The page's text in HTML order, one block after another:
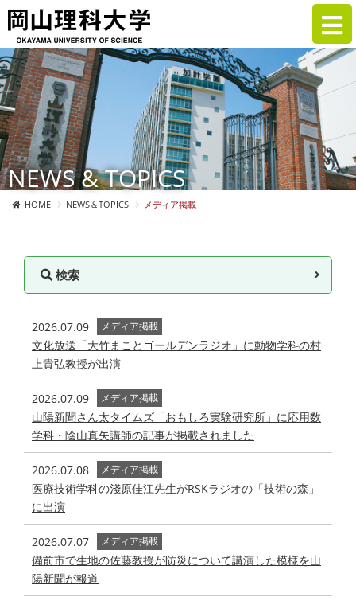
NEWS & TOPICS
HOME NEWS＆TOPICS メディア掲載
検索
2026.07.09 メディア掲載
文化放送「大竹まことゴールデンラジオ」に動物学科の村
上貴弘教授が出演
2026.07.09 メディア掲載
山陽新聞さん太タイムズ「おもしろ実験研究所」に応用数
学科・陰山真矢講師の記事が掲載されました
2026.07.08 メディア掲載
医療技術学科の淺原佳江先生がRSKラジオの「技術の森」
に出演
2026.07.07 メディア掲載
備前市で生地の佐藤教授が防災について講演した模様を山
陽新聞が報道